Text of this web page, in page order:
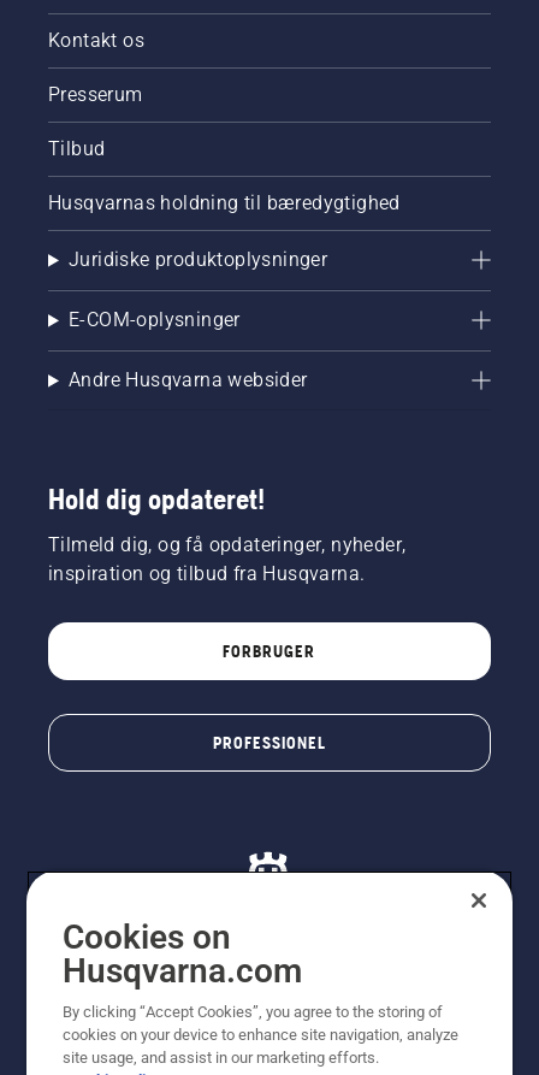
Kontakt os
Presserum
Tilbud
Husqvarnas holdning til bæredygtighed
Juridiske produktoplysninger
E-COM-oplysninger
Andre Husqvarna websider
Hold dig opdateret!
Tilmeld dig, og få opdateringer, nyheder,
inspiration og tilbud fra Husqvarna.
FORBRUGER
PROFESSIONEL
viste priser er vejledende udsalgspriser. Der tages
forbehold for stave- og trykfejl samt prisændringer. Vi
stræber efter at have så nøjagtige oplysningerne på
Cookies on
Husqvarna.com
By clicking “Accept Cookies”, you agree to the storing of
cookies on your device to enhance site navigation, analyze
site usage, and assist in our marketing efforts.